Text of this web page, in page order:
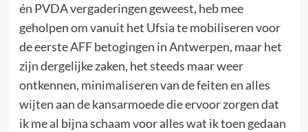
én PVDA vergaderingen geweest, heb mee
geholpen om vanuit het Ufsia te mobiliseren voor
de eerste AFF betogingen in Antwerpen, maar het
zijn dergelijke zaken, het steeds maar weer
ontkennen, minimaliseren van de feiten en alles
wijten aan de kansarmoede die ervoor zorgen dat
ik me al bijna schaam voor alles wat ik toen gedaan